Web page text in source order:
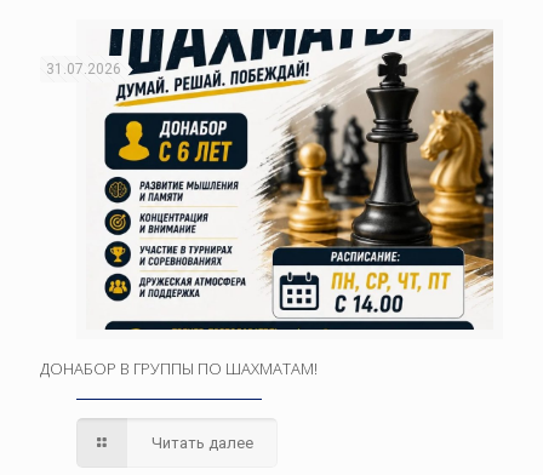
31.07.2026
ДОНАБОР В ГРУППЫ ПО ШАХМАТАМ!
Читать далее